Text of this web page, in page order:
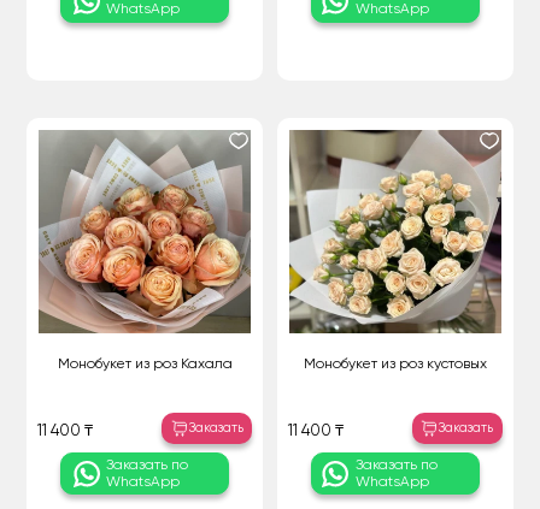
WhatsApp
WhatsApp
Монобукет из роз Кахала
11 400 ₸ Заказать
Заказать по
WhatsApp
Монобукет из роз кустовых
11 400 ₸ Заказать
Заказать по
WhatsApp